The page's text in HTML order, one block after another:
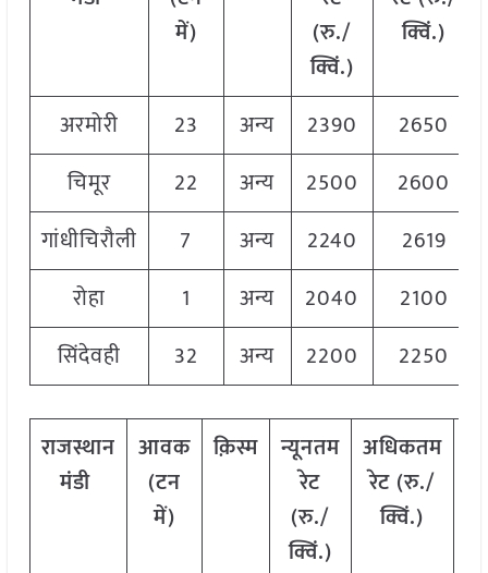
में)
(रु./
क्विं.)
क्विं.)
अरमोरी 23 अन्य 2390
2650
चिमूर
22 अन्य 2500 2600
गांधीचिरौली
7 अन्य 2240
2619
रोहा
1 अन्य 2040 2100
सिंदेवही
32 अन्य 2200 2250
राजस्थान
मंडी
आवक
(टन
में)
क़िस्म
न्यूनतम
रेट
(रु./
क्विं.)
अधिकतम
रेट (रु./
क्विं.)